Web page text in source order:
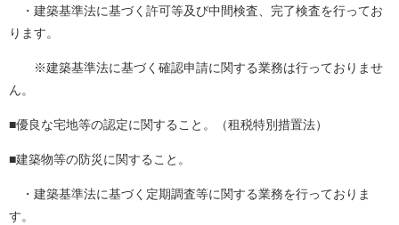
・建築基準法に基づく許可等及び中間検査、完了検査を行ってお
ります。
※建築基準法に基づく確認申請に関する業務は行っておりませ
ん。
■優良な宅地等の認定に関すること。（租税特別措置法）
■建築物等の防災に関すること。
・建築基準法に基づく定期調査等に関する業務を行っておりま
す。